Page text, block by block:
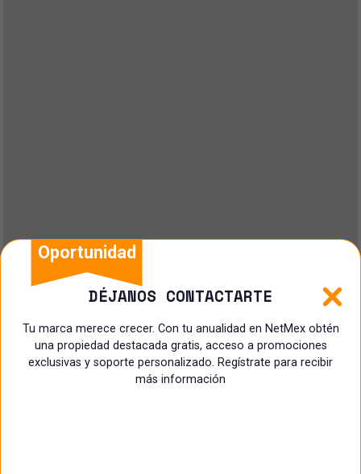
Oportunidad
DÉJANOS CONTACTARTE
Tu marca merece crecer. Con tu anualidad en NetMex obtén
una propiedad destacada gratis, acceso a promociones
exclusivas y soporte personalizado. Regístrate para recibir
más información